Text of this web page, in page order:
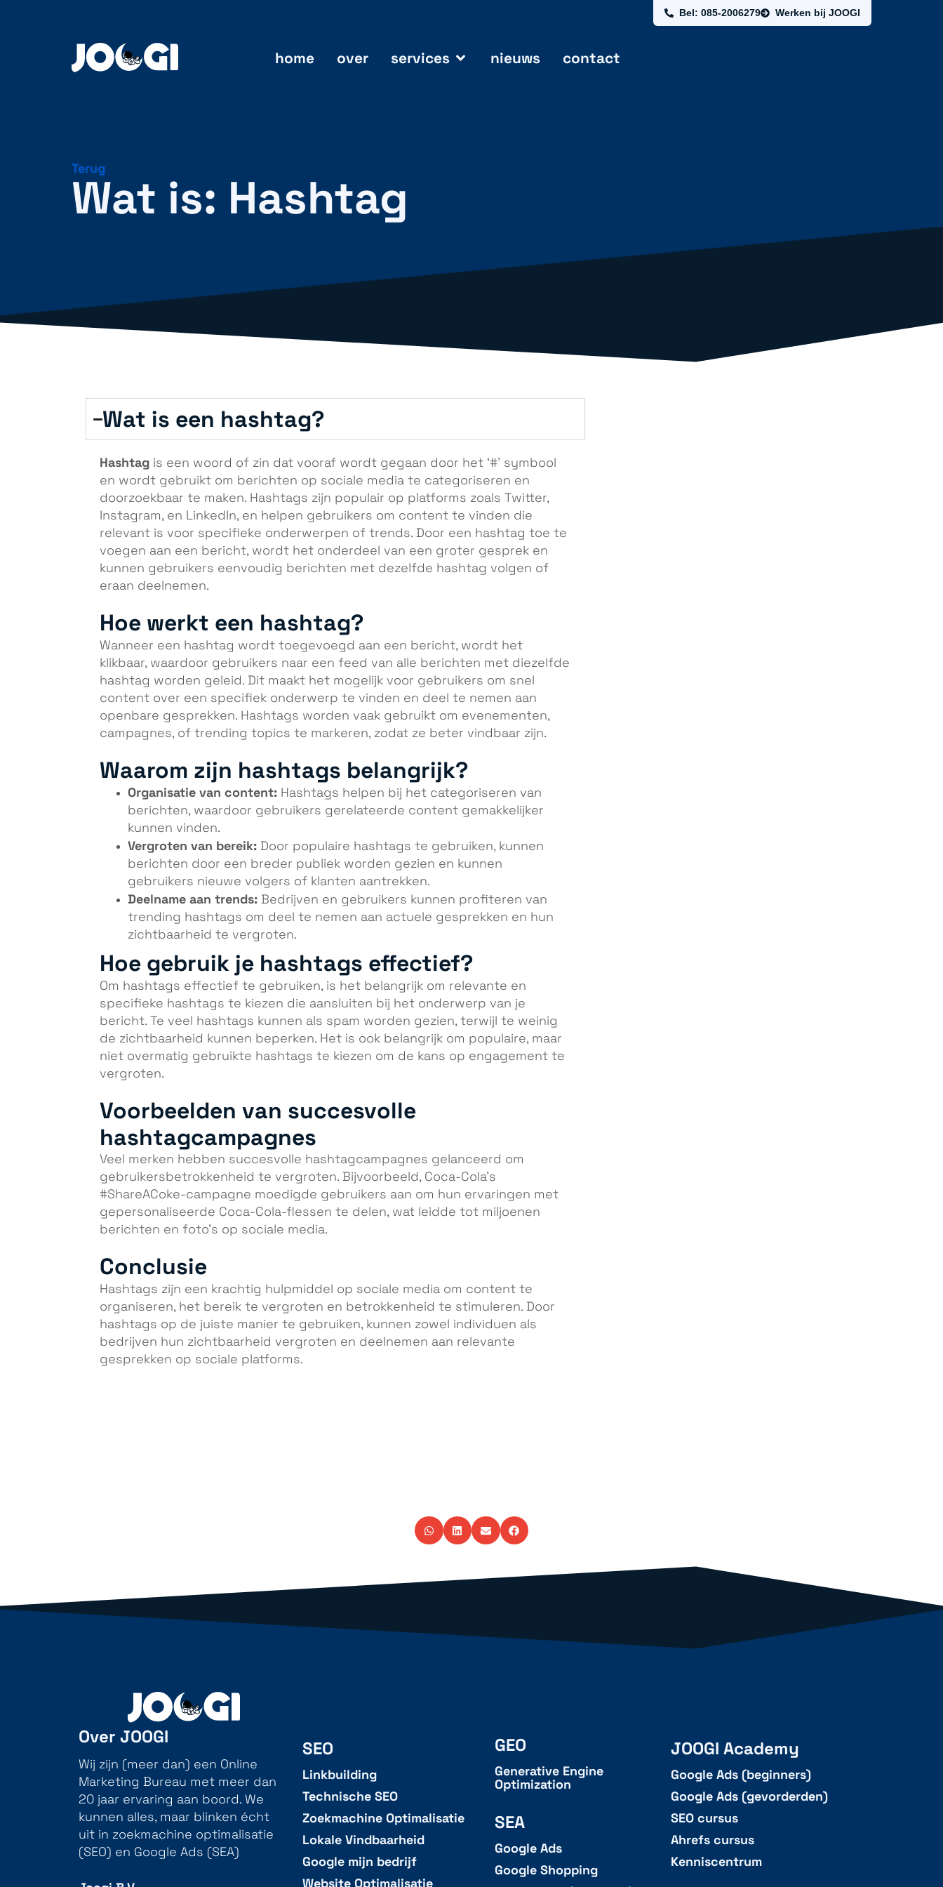
Bel: 085-2006279 Werken bij JOOGI
home over services nieuws contact
Terug
Wat is: Hashtag
Wat is een hashtag?
Hashtag is een woord of zin dat vooraf wordt gegaan door het ‘#’ symbool
en wordt gebruikt om berichten op sociale media te categoriseren en
doorzoekbaar te maken. Hashtags zijn populair op platforms zoals Twitter,
Instagram, en LinkedIn, en helpen gebruikers om content te vinden die
relevant is voor specifieke onderwerpen of trends. Door een hashtag toe te
voegen aan een bericht, wordt het onderdeel van een groter gesprek en
kunnen gebruikers eenvoudig berichten met dezelfde hashtag volgen of
eraan deelnemen.
Hoe werkt een hashtag?
Wanneer een hashtag wordt toegevoegd aan een bericht, wordt het
klikbaar, waardoor gebruikers naar een feed van alle berichten met diezelfde
hashtag worden geleid. Dit maakt het mogelijk voor gebruikers om snel
content over een specifiek onderwerp te vinden en deel te nemen aan
openbare gesprekken. Hashtags worden vaak gebruikt om evenementen,
campagnes, of trending topics te markeren, zodat ze beter vindbaar zijn.
Waarom zijn hashtags belangrijk?
Organisatie van content: Hashtags helpen bij het categoriseren van
berichten, waardoor gebruikers gerelateerde content gemakkelijker
kunnen vinden.
Vergroten van bereik: Door populaire hashtags te gebruiken, kunnen
berichten door een breder publiek worden gezien en kunnen
gebruikers nieuwe volgers of klanten aantrekken.
Deelname aan trends: Bedrijven en gebruikers kunnen profiteren van
trending hashtags om deel te nemen aan actuele gesprekken en hun
zichtbaarheid te vergroten.
Hoe gebruik je hashtags effectief?
Om hashtags effectief te gebruiken, is het belangrijk om relevante en
specifieke hashtags te kiezen die aansluiten bij het onderwerp van je
bericht. Te veel hashtags kunnen als spam worden gezien, terwijl te weinig
de zichtbaarheid kunnen beperken. Het is ook belangrijk om populaire, maar
niet overmatig gebruikte hashtags te kiezen om de kans op engagement te
vergroten.
Voorbeelden van succesvolle
hashtagcampagnes
Veel merken hebben succesvolle hashtagcampagnes gelanceerd om
gebruikersbetrokkenheid te vergroten. Bijvoorbeeld, Coca-Cola’s
#ShareACoke-campagne moedigde gebruikers aan om hun ervaringen met
gepersonaliseerde Coca-Cola-flessen te delen, wat leidde tot miljoenen
berichten en foto’s op sociale media.
Conclusie
Hashtags zijn een krachtig hulpmiddel op sociale media om content te
organiseren, het bereik te vergroten en betrokkenheid te stimuleren. Door
hashtags op de juiste manier te gebruiken, kunnen zowel individuen als
bedrijven hun zichtbaarheid vergroten en deelnemen aan relevante
gesprekken op sociale platforms.
Over JOOGI
Wij zijn (meer dan) een Online
Marketing Bureau met meer dan
20 jaar ervaring aan boord. We
kunnen alles, maar blinken écht
uit in zoekmachine optimalisatie
(SEO) en Google Ads (SEA)
SEO
Linkbuilding
Technische SEO
Zoekmachine Optimalisatie
Lokale Vindbaarheid
Google mijn bedrijf
Website Optimalisatie
GEO
Generative Engine
Optimization
SEA
Google Ads
Google Shopping
JOOGI Academy
Google Ads (beginners)
Google Ads (gevorderden)
SEO cursus
Ahrefs cursus
Kenniscentrum